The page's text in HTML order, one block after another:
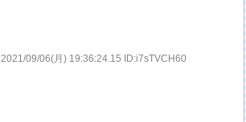
2021/09/06(月) 19:36:24.15 ID:i7sTVCH60